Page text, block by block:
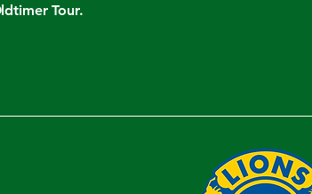
Tour.